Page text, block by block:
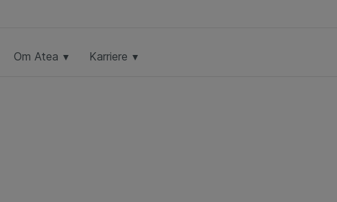
Om Atea Karriere